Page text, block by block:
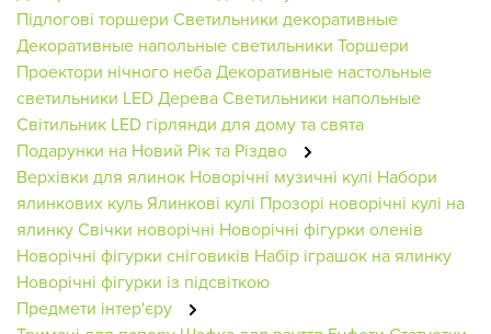
Підлогові торшери Светильники декоративные
Декоративные напольные светильники Торшери
Проектори нічного небаДекоративные настольные
светильники LED ДереваСветильники напольные
Світильник LED гірлянди для дому та свята
Подарунки на Новий Рік та Різдво
Верхівки для ялинок Новорічні музичні кулі Набори
ялинкових куль Ялинкові кулі Прозорі новорічні кулі на
ялинкуСвічки новорічні Новорічні фігурки оленів
Новорічні фігурки сніговиків Набір іграшок на ялинку
Новорічні фігурки із підсвіткою
Предмети інтер'єру